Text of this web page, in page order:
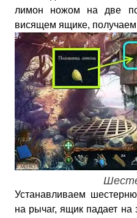
лимон ножом на две
висящем ящике,
Устанавливаем
на рычаг, ящик падает